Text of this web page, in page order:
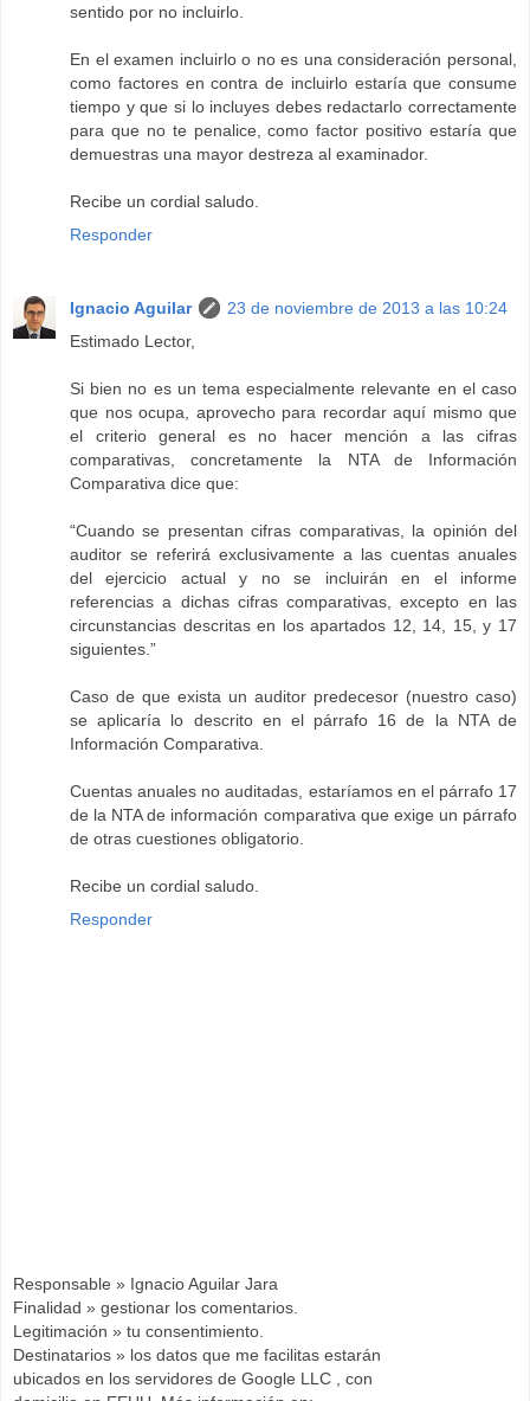
sentido por no incluirlo.
En el examen incluirlo o no es una consideración personal,
como factores en contra de incluirlo estaría que consume
tiempo y que si lo incluyes debes redactarlo correctamente
para que no te penalice, como factor positivo estaría que
demuestras una mayor destreza al examinador.
Recibe un cordial saludo.
Responder
Ignacio Aguilar
23 de noviembre de 2013 a las 10:24
Estimado Lector,
Si bien no es un tema especialmente relevante en el caso
que nos ocupa, aprovecho para recordar aquí mismo que
el criterio general es no hacer mención a las cifras
comparativas, concretamente la NTA de Información
Comparativa dice que:
“Cuando se presentan cifras comparativas, la opinión del
auditor se referirá exclusivamente a las cuentas anuales
del ejercicio actual y no se incluirán en el informe
referencias a dichas cifras comparativas, excepto en las
circunstancias descritas en los apartados 12, 14, 15, y 17
siguientes.”
Caso de que exista un auditor predecesor (nuestro caso)
se aplicaría lo descrito en el párrafo 16 de la NTA de
Información Comparativa.
Cuentas anuales no auditadas, estaríamos en el párrafo 17
de la NTA de información comparativa que exige un párrafo
de otras cuestiones obligatorio.
Recibe un cordial saludo.
Responder
Responsable » Ignacio Aguilar Jara
Finalidad » gestionar los comentarios.
Legitimación » tu consentimiento.
Destinatarios » los datos que me facilitas estarán
ubicados en los servidores de Google LLC , con